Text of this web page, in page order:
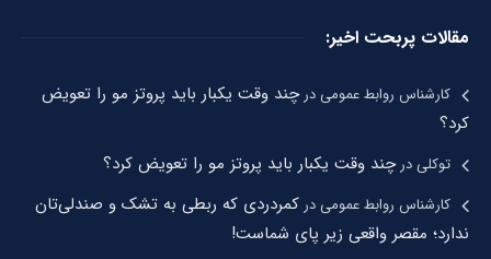
مقالات پربحت اخیر:
کارشناس روابط عمومیدرچند وقت یکبار باید پروتز مو را تعویض
کرد؟
توکلیدرچند وقت یکبار باید پروتز مو را تعویض کرد؟
کارشناس روابط عمومیدر کمردردی که ربطی به تشک و صندلی‌تان
ندارد؛ مقصر واقعی زیر پای شماست!